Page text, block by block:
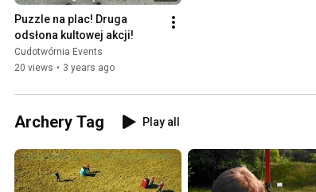
Puzzle na plac! Druga
odsłona kultowej akcji!
Cudotwórnia Events
20 views • 3 years ago
Archery Tag Play all